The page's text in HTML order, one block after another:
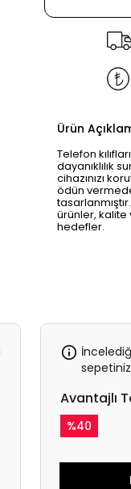
Ürün
Telefon
dayanıklılık
cihazınızı
ödün
ürünler, kalite
hedefler.
Avantajlı
%40